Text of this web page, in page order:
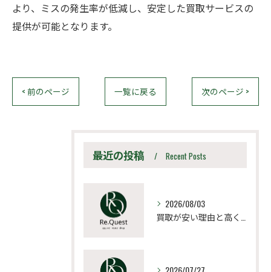
より、ミスの発生率が低減し、安定した買取サービスの
提供が可能となります。
< 前のページ 一覧に戻る 次のページ >
最近の投稿 Recent Posts
2026/08/03